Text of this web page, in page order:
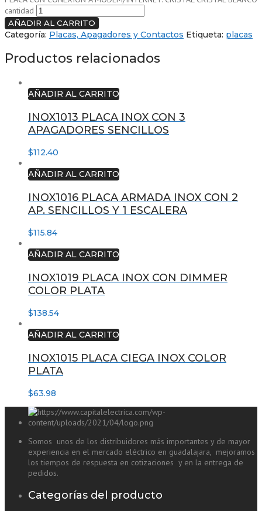
cantidad
AÑADIR AL CARRITO
Categoría: Placas, Apagadores y Contactos Etiqueta: placas
Productos relacionados
AÑADIR AL CARRITO
INOX1013 PLACA INOX CON 3
APAGADORES SENCILLOS
$112.40
AÑADIR AL CARRITO
INOX1016 PLACA ARMADA INOX CON 2
AP. SENCILLOS Y 1 ESCALERA
$115.84
AÑADIR AL CARRITO
INOX1019 PLACA INOX CON DIMMER
COLOR PLATA
$138.54
AÑADIR AL CARRITO
INOX1015 PLACA CIEGA INOX COLOR
PLATA
$63.98
Somos unos de los distribuidores más importantes y de mayor
experiencia en el mercado eléctrico en guadalajara, mejoramos
los tiempos de respuesta en cotizaciones y en la entrega de
pedidos.
Categorías del producto